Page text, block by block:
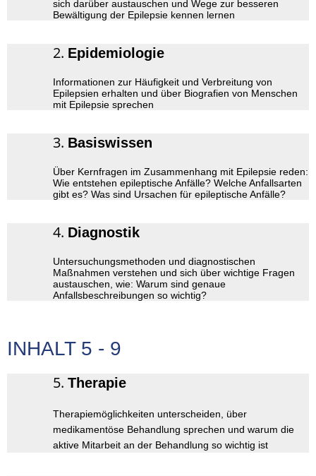
sich darüber austauschen und Wege zur besseren
Bewältigung der Epilepsie kennen lernen
Epidemiologie
Informationen zur Häufigkeit und Verbreitung von
Epilepsien erhalten und über Biografien von Menschen
mit Epilepsie sprechen
Basiswissen
Über Kernfragen im Zusammenhang mit Epilepsie reden:
Wie entstehen epileptische Anfälle? Welche Anfallsarten
gibt es? Was sind Ursachen für epileptische Anfälle?
Diagnostik
Untersuchungsmethoden und diagnostischen
Maßnahmen verstehen und sich über wichtige Fragen
austauschen, wie: Warum sind genaue
Anfallsbeschreibungen so wichtig?
INHALT 5 - 9
Therapie
Therapiemöglichkeiten unterscheiden, über
medikamentöse Behandlung sprechen und warum die
aktive Mitarbeit an der Behandlung so wichtig ist